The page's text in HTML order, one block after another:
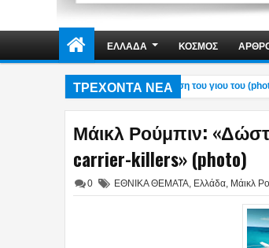
ΕΛΛΑΔΑ ΚΟΣΜΟΣ
ΤΡΕΧΟΝΤΑ ΝΕΑ
στο Πόρτο Γερμενό – Η ανάρτηση του γιου του (photo)
Μάικλ Ρούμπιν:
carrier-killers» (photo)
0 ΕΘΝΙΚΑ ΘΕΜΑΤΑ Ελλάδα Μάικλ